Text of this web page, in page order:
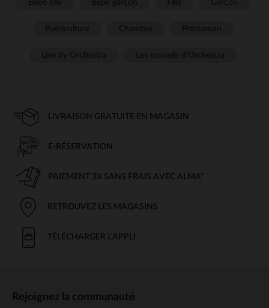
LIVRAISON GRATUITE EN MAGASIN
E-RÉSERVATION
PAIEMENT 3X SANS FRAIS AVEC ALMA*
RETROUVEZ LES MAGASINS
TÉLÉCHARGER L'APPLI
Rejoignez la communauté